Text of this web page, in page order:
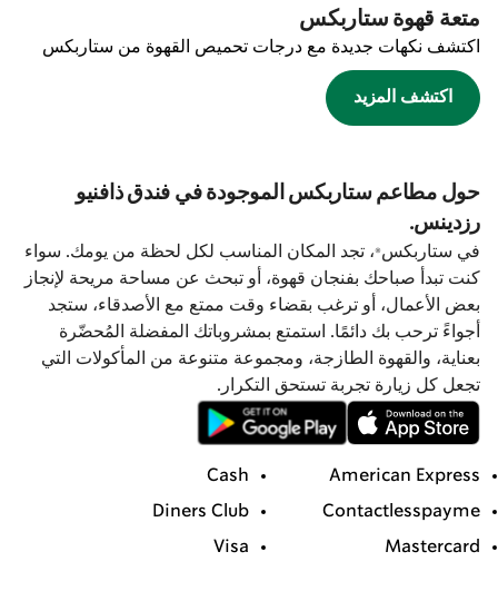
متعة قهوة ستاربكس
اكتشف نكهات جديدة مع درجات تحميص القهوة من ستاربكس
اكتشف المزيد
حول مطاعم ستاربكس الموجودة في فندق ذافنيو
رزدينس.
في ستاربكس®، تجد المكان المناسب لكل لحظة من يومك. سواء
كنت تبدأ صباحك بفنجان قهوة، أو تبحث عن مساحة مريحة لإنجاز
بعض الأعمال، أو ترغب بقضاء وقت ممتع مع الأصدقاء، ستجد
أجواءً ترحب بك دائمًا. استمتع بمشروباتك المفضلة المُحضّرة
بعناية، والقهوة الطازجة، ومجموعة متنوعة من المأكولات التي
تجعل كل زيارة تجربة تستحق التكرار.
American Express
Cash
Contactlesspayme
Diners Club
Mastercard
Visa